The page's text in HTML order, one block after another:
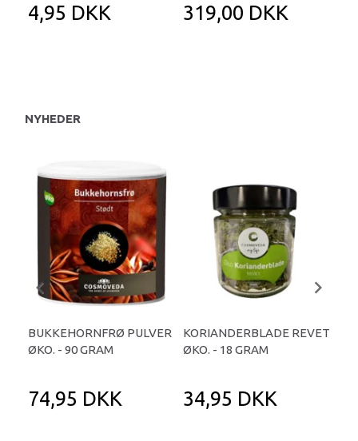
4,95 DKK 319,00 DKK
NYHEDER
BUKKEHORNFRØ PULVER
ØKO. - 90 GRAM
74,95 DKK
KORIANDERBLADE REVET
ØKO. - 18 GRAM
34,95 DKK